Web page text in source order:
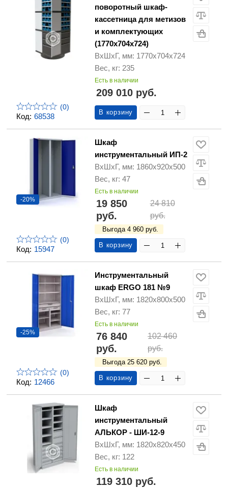
Код: 68538
(0)
поворотный шкаф-
кассетница для метизов
и комплектующих
(1770x704x724)
ВхШхГ, мм: 1770x704x724
Вес, кг: 235
Есть в наличии
209 010 руб.
В корзину
Код: 15947
-20%
(0)
Шкаф
инструментальный ИП-2
ВхШхГ, мм: 1860х920х500
Вес, кг: 47
Есть в наличии
19 850
руб.
24 810
руб.
Выгода 4 960 руб.
В корзину
Код: 12466
-25%
(0)
Инструментальный
шкаф ERGO 181 №9
ВхШхГ, мм: 1820х800х500
Вес, кг: 77
Есть в наличии
76 840
руб.
102 460
руб.
Выгода 25 620 руб.
В корзину
Шкаф
инструментальный
АЛЬКОР - ШИ-12-9
ВхШхГ, мм: 1820х820х450
Вес, кг: 122
Есть в наличии
119 310 руб.